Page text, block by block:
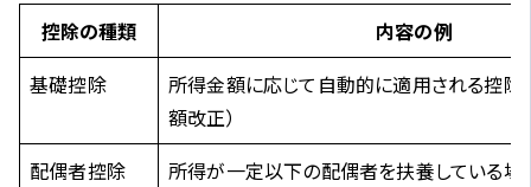
控除の種類
内容の例
基礎控除
所得金額に応じて自動的に適用される控除
額改正）
配偶者控除
所得が一定以下の配偶者を扶養している場